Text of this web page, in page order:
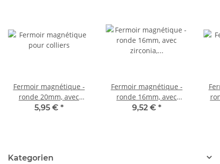
Fermoir magnétique -
ronde 20mm, avec
zirconia, couleur or
5,95 € *
Fermoir magnétique -
ronde 16mm, avec
zirconia, couleur or
9,52 € *
Kategorien